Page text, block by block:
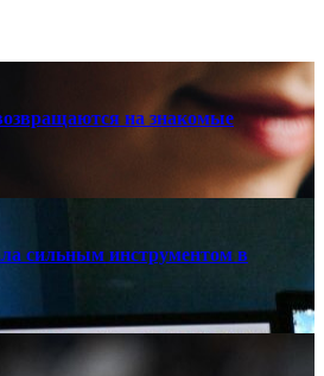
на знакомые
сильным инструментом в